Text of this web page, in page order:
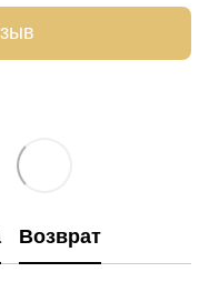
Возврат